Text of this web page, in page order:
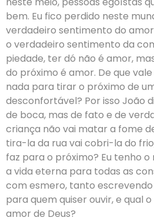
bem. Eu fico perdido neste
verdadeiro sentimento do
o verdadeiro sentimento da
piedade, ter dó não é amor,
do próximo é amor. De que
nada para tirar o próximo de
desconfortável? Por isso João
de boca, mas de fato e de
criança não vai matar a fome
tira-la da rua vai cobri-la do
faz para o próximo? Eu tenho
a vida eterna para todas as
com esmero, tanto
para quem quiser ouvir, e qual
amor de Deus?